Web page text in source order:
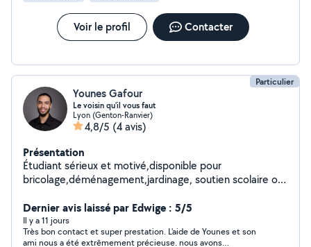
Voir le profil Contacter
Particulier
Younes Gafour
Le voisin qu'il vous faut
Lyon (Genton-Ranvier)
4,8/5 (4 avis)
Présentation
Étudiant sérieux et motivé,disponible pour
bricolage,déménagement,jardinage, soutien scolaire ou
contacter
Dernier avis laissé par Edwige : 5/5
Il y a 11 jours
Très bon contact et super prestation. L'aide de Younes et son
ami nous a été extrêmement précieuse. nous avons